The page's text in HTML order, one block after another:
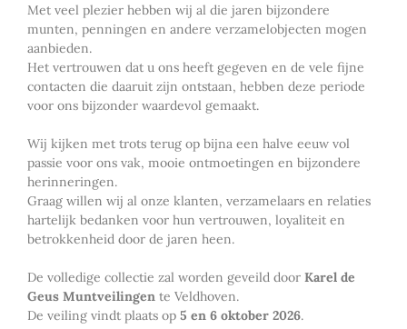
Met veel plezier hebben wij al die jaren bijzondere
munten, penningen en andere verzamelobjecten mogen
aanbieden.
Het vertrouwen dat u ons heeft gegeven en de vele fijne
contacten die daaruit zijn ontstaan, hebben deze periode
voor ons bijzonder waardevol gemaakt.
Wij kijken met trots terug op bijna een halve eeuw vol
passie voor ons vak, mooie ontmoetingen en bijzondere
herinneringen.
Graag willen wij al onze klanten, verzamelaars en relaties
hartelijk bedanken voor hun vertrouwen, loyaliteit en
betrokkenheid door de jaren heen.
De volledige collectie zal worden geveild door Karel de
Geus Muntveilingen te Veldhoven.
De veiling vindt plaats op 5 en 6 oktober 2026.